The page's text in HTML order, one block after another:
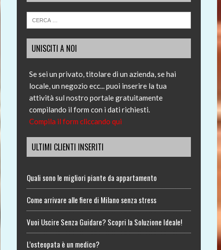
UNISCITI A NOI
Se sei un privato, titolare di un azienda, se hai
locale, un negozio ecc... puoi inserire la tua
attività sul nostro portale gratuitamente
compilando il form con i dati richiesti.
Compila il form cliccando qui
ULTIMI CLIENTI INSERITI
Quali sono le migliori piante da appartamento
Come arrivare alle fiere di Milano senza stress
Vuoi Uscire Senza Guidare? Scopri la Soluzione Ideale!
L’osteopata è un medico?